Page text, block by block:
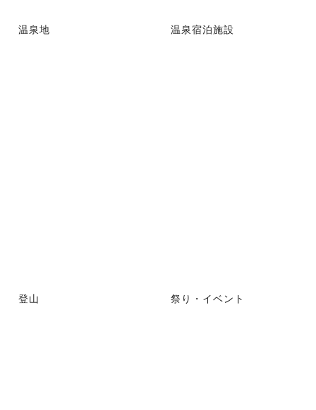
温泉地 温泉宿泊施設
登山 祭り・イベント